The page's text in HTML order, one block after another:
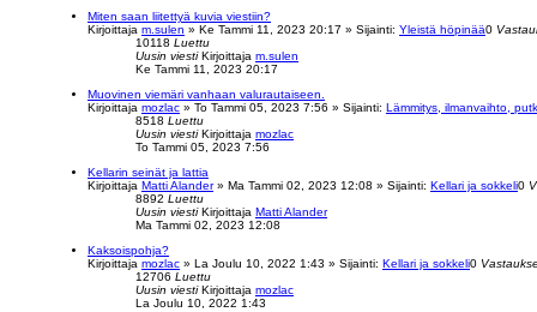
Miten saan liitettyä kuvia viestiin?
Kirjoittaja m.sulen » Ke Tammi 11, 2023 20:17 » Sijainti: Yleistä höpinää0
10118 Luettu
Uusin viesti Kirjoittaja m.sulen
Ke Tammi 11, 2023 20:17
Muovinen viemäri vanhaan valurautaiseen.
Kirjoittaja mozlac » To Tammi 05, 2023 7:56 » Sijainti: Lämmitys, ilmanvaihto,
8518 Luettu
Uusin viesti Kirjoittaja mozlac
To Tammi 05, 2023 7:56
Kellarin seinät ja lattia
Kirjoittaja Matti Alander» Ma Tammi 02, 2023 12:08 » Sijainti: Kellari ja sokkeli0
8892 Luettu
Uusin viesti Kirjoittaja Matti Alander
Ma Tammi 02, 2023 12:08
Kaksoispohja?
Kirjoittaja mozlac » La Joulu 10, 2022 1:43 » Sijainti: Kellari ja sokkeli0
12706 Luettu
Uusin viesti Kirjoittaja mozlac
La Joulu 10, 2022 1:43